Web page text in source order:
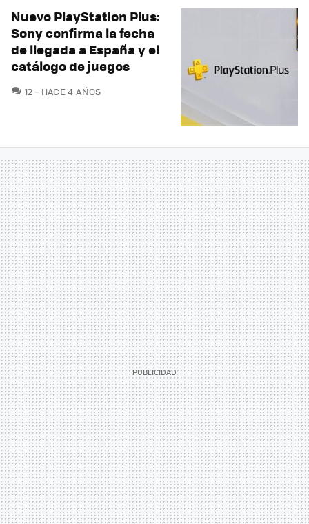
Nuevo PlayStation Plus:
Sony confirma la fecha
de llegada a España y el
catálogo de juegos
12 COMENTARIOS
HACE 4 AÑOS